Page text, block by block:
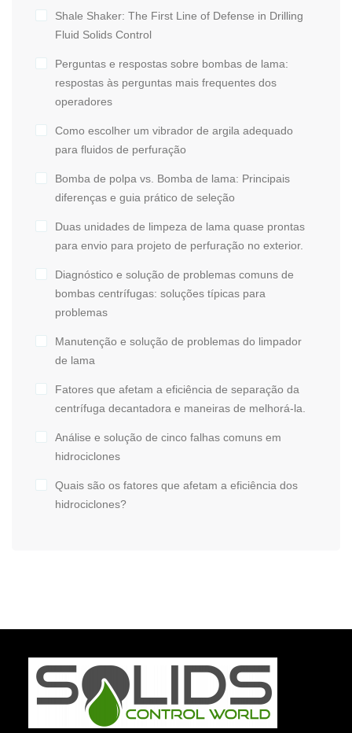
Shale Shaker: The First Line of Defense in Drilling
Fluid Solids Control
Perguntas e respostas sobre bombas de lama:
respostas às perguntas mais frequentes dos
operadores
Como escolher um vibrador de argila adequado
para fluidos de perfuração
Bomba de polpa vs. Bomba de lama: Principais
diferenças e guia prático de seleção
Duas unidades de limpeza de lama quase prontas
para envio para projeto de perfuração no exterior.
Diagnóstico e solução de problemas comuns de
bombas centrífugas: soluções típicas para
problemas
Manutenção e solução de problemas do limpador
de lama
Fatores que afetam a eficiência de separação da
centrífuga decantadora e maneiras de melhorá-la.
Análise e solução de cinco falhas comuns em
hidrociclones
Quais são os fatores que afetam a eficiência dos
hidrociclones?